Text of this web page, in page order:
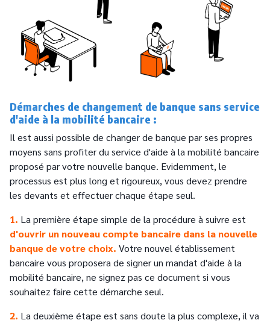
Démarches de changement de banque sans service
d'aide à la mobilité bancaire :
Il est aussi possible de changer de banque par ses propres
moyens sans profiter du service d'aide à la mobilité bancaire
proposé par votre nouvelle banque. Evidemment, le
processus est plus long et rigoureux, vous devez prendre
les devants et effectuer chaque étape seul.
1. La première étape simple de la procédure à suivre est
d'ouvrir un nouveau compte bancaire dans la nouvelle
banque de votre choix. Votre nouvel établissement
bancaire vous proposera de signer un mandat d'aide à la
mobilité bancaire, ne signez pas ce document si vous
souhaitez faire cette démarche seul.
2. La deuxième étape est sans doute la plus complexe, il va